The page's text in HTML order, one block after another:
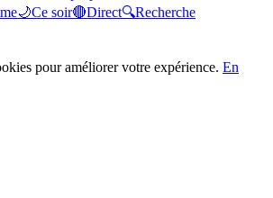
🌙Ce soir🔴Direct🔍Recherche
pour améliorer votre expérience. En